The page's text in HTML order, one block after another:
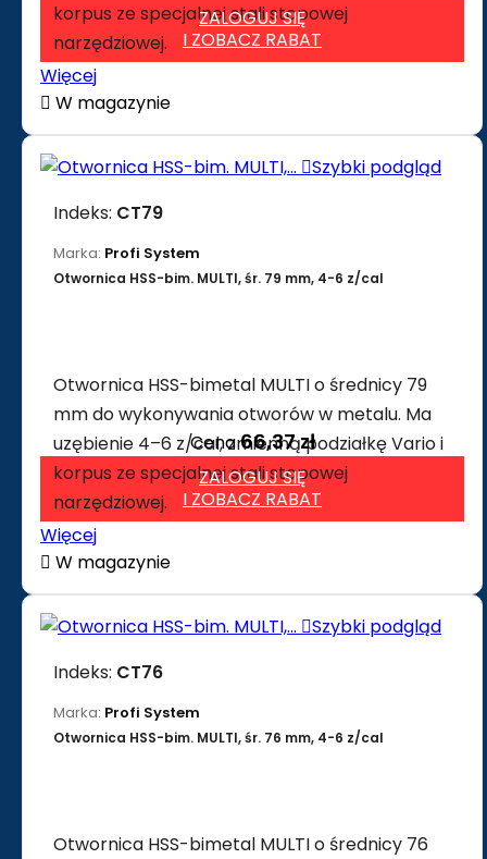
korpus ze specjalnej stali stopowej
narzędziowej.
ZALOGUJ SIĘ
I ZOBACZ RABAT
Więcej
 W magazynie
Szybki podgląd
Indeks: CT79
Marka: Profi System
Otwornica HSS-bim. MULTI, śr. 79 mm, 4-6 z/cal
Otwornica HSS-bimetal MULTI o średnicy 79
mm do wykonywania otworów w metalu. Ma
uzębienie 4–6 z/cal, zmienną podziałkę Vario i
korpus ze specjalnej stali stopowej
narzędziowej.
Cena66,37 zł
ZALOGUJ SIĘ
I ZOBACZ RABAT
Więcej
 W magazynie
Szybki podgląd
Indeks: CT76
Marka: Profi System
Otwornica HSS-bim. MULTI, śr. 76 mm, 4-6 z/cal
Otwornica HSS-bimetal MULTI o średnicy 76